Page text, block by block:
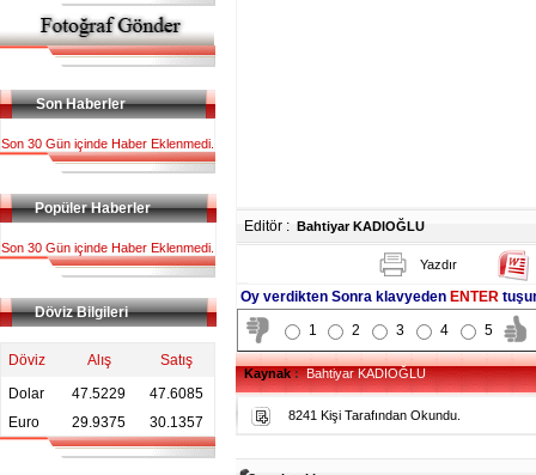
Editör : Bahtiyar KADIOĞLU
Yazdır
Oy verdikten Sonra klavyeden ENTER
1
2 3 4 5
Kaynak: Bahtiyar KADIOĞLU
8241 Kişi Tarafından Okundu.
Son Haberler
Son 30 Gün içinde Haber Eklenmedi.
Popüler Haberler
Son 30 Gün içinde Haber Eklenmedi.
Döviz Bilgileri
Döviz Alış
Satış
Dolar
47.5229
47.6085
Euro
29.9375 30.1357